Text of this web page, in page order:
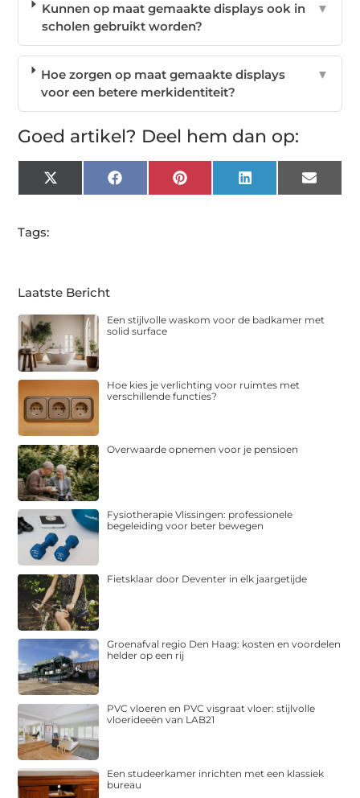
Kunnen op maat gemaakte displays ook in
scholen gebruikt worden?
▼
Hoe zorgen op maat gemaakte displays
voor een betere merkidentiteit?
▼
Goed artikel? Deel hem dan op:
X
(Twitter)
FacebookPinterest LinkedIn Email
Tags:
Laatste Bericht
Een stijlvolle waskom voor de badkamer met
solid surface
Hoe kies je verlichting voor ruimtes met
verschillende functies?
Overwaarde opnemen voor je pensioen
Fysiotherapie Vlissingen: professionele
begeleiding voor beter bewegen
Fietsklaar door Deventer in elk jaargetijde
Groenafval regio Den Haag: kosten en voordelen
helder op een rij
PVC vloeren en PVC visgraat vloer: stijlvolle
vloerideeën van LAB21
Een studeerkamer inrichten met een klassiek
bureau